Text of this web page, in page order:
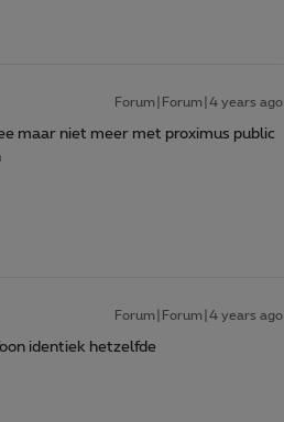
Forum|Forum|4 years ago
maar niet meer met proximus public
Forum|Forum|4 years ago
identiek hetzelfde